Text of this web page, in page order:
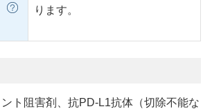
ります。
ト阻害剤、抗PD-L1抗体（切除不能な